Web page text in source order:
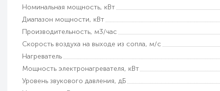
Номинальная мощность, кВт
Диапазон мощности, кВт
Производительность, м3/час
Скорость воздуха на выходе из сопла, м/с
Нагреватель
Мощность электронагревателя, кВт
Уровень звукового давления, дБ